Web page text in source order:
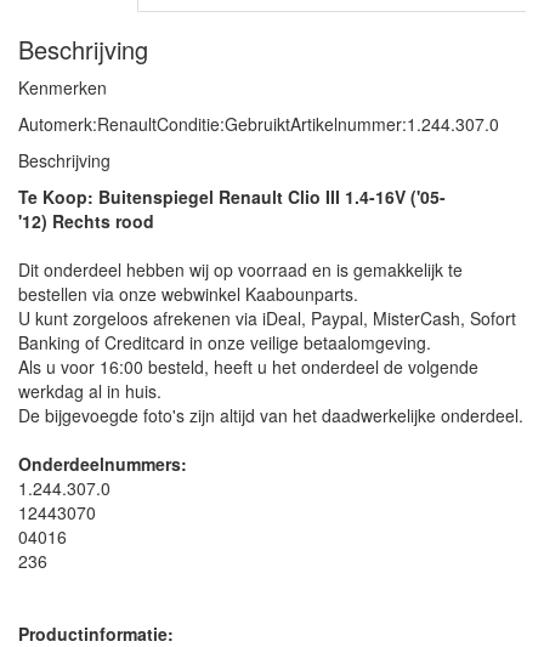
Beschrijving
Kenmerken
Automerk:RenaultConditie:GebruiktArtikelnummer:1.244.307.0
Beschrijving
Te Koop: Buitenspiegel Renault Clio III 1.4-16V ('05-
'12) Rechts rood
Dit onderdeel hebben wij op voorraad en is gemakkelijk te
bestellen via onze webwinkel Kaabounparts.
U kunt zorgeloos afrekenen via iDeal, Paypal, MisterCash, Sofort
Banking of Creditcard in onze veilige betaalomgeving.
Als u voor 16:00 besteld, heeft u het onderdeel de volgende
werkdag al in huis.
De bijgevoegde foto's zijn altijd van het daadwerkelijke onderdeel.
Onderdeelnummers:
1.244.307.0
12443070
04016
236
Productinformatie: